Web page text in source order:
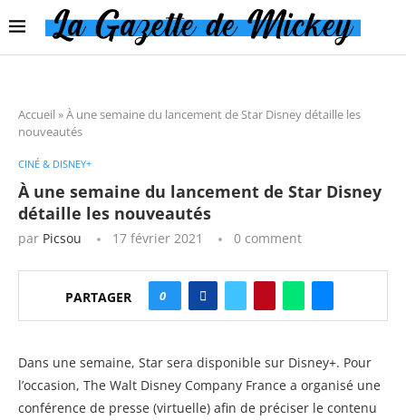
Accueil »À une semaine du lancement de Star Disney détaille les
nouveautés
CINÉ & DISNEY+
À une semaine du lancement de Star Disney
détaille les nouveautés
par Picsou 17 février 2021 0 comment
PARTAGER 0
Dans une semaine, Star sera disponible sur Disney+. Pour
l’occasion, The Walt Disney Company France a organisé une
conférence de presse (virtuelle) afin de préciser le contenu